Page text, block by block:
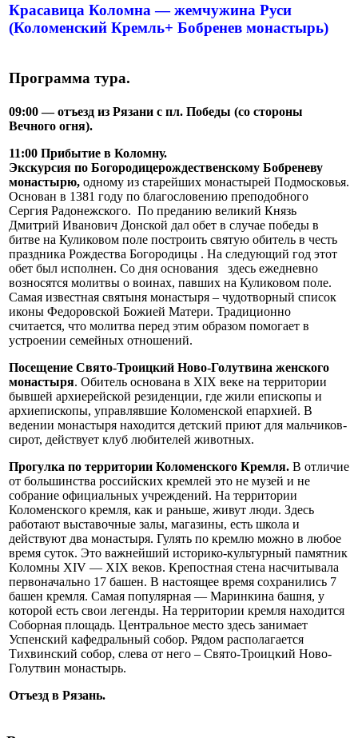
Красавица Коломна — жемчужина Руси
(Коломенский Кремль+ Бобренев монастырь)
Программа тура.
09:00 — отъезд из Рязани с пл. Победы (со стороны
Вечного огня).
11:00 Прибытие в Коломну.
Экскурсия по Богородицерождественскому Бобреневу
монастырю, одному из старейших монастырей Подмосковья.
Основан в 1381 году по благословению преподобного
Сергия Радонежского. По преданию великий Князь
Дмитрий Иванович Донской дал обет в случае победы в
битве на Куликовом поле построить святую обитель в честь
праздника Рождества Богородицы . На следующий год этот
обет был исполнен. Со дня основания здесь ежедневно
возносятся молитвы о воинах, павших на Куликовом поле.
Самая известная святыня монастыря – чудотворный список
иконы Федоровской Божией Матери. Традиционно
считается, что молитва перед этим образом помогает в
устроении семейных отношений.
Посещение Свято-Троицкий Ново-Голутвина женского
монастыря. Обитель основана в XIX веке на территории
бывшей архиерейской резиденции, где жили епископы и
архиепископы, управлявшие Коломенской епархией. В
ведении монастыря находится детский приют для мальчиков-
сирот, действует клуб любителей животных.
Прогулка по территории Коломенского Кремля. В отличие
от большинства российских кремлей это не музей и не
собрание официальных учреждений. На территории
Коломенского кремля, как и раньше, живут люди. Здесь
работают выставочные залы, магазины, есть школа и
действуют два монастыря. Гулять по кремлю можно в любое
время суток. Это важнейший историко-культурный памятник
Коломны XIV — XIX веков. Крепостная стена насчитывала
первоначально 17 башен. В настоящее время сохранились 7
башен кремля. Самая популярная — Маринкина башня, у
которой есть свои легенды. На территории кремля находится
Соборная площадь. Центральное место здесь занимает
Успенский кафедральный собор. Рядом располагается
Тихвинский собор, слева от него – Свято-Троицкий Ново-
Голутвин монастырь.
Отъезд в Рязань.